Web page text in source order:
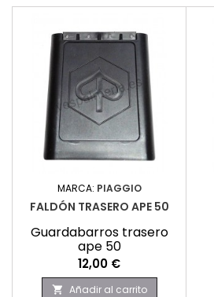
MARCA: PIAGGIO
FALDÓN TRASERO APE 50
Guardabarros trasero
ape 50
Precio
12,00 €
 Añadir al carrito